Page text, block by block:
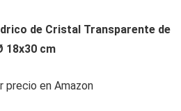
de Cristal Transparente de
18x30 cm
precio en Amazon